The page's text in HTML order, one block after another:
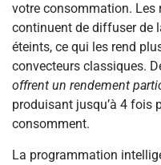
votre consommation. Les
continuent de diffuser de
éteints, ce qui les rend
convecteurs classiques.
offrent un rendement
produisant jusqu’à 4 fois
consomment.
La programmation